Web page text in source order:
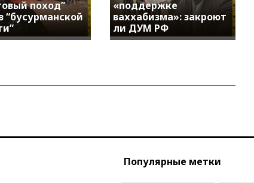
поход”
“бусурманской
«поддержке
ваххабизма»: закроют
ли ДУМ РФ
Популярные метки